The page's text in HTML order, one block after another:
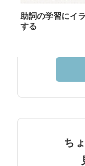
助詞の学習にイ
する
ち